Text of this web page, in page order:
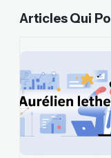
Articles Qui